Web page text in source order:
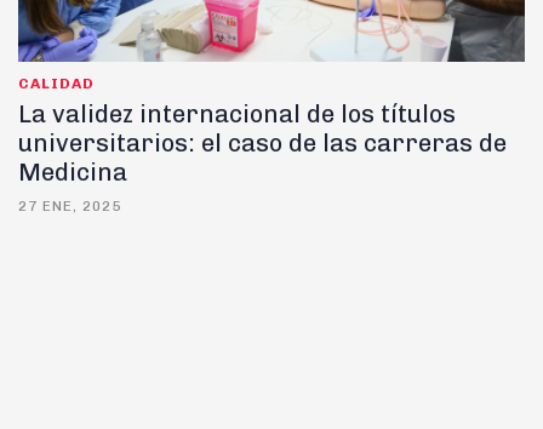
CALIDAD
La validez internacional de los títulos
universitarios: el caso de las carreras de
Medicina
27 ENE, 2025